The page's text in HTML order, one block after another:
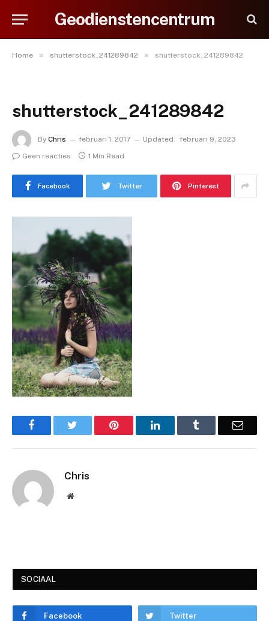
Geodienstencentrum
Home » shutterstock_241289842 » shutterstock_241289842
shutterstock_241289842
By Chris februari 1, 2017 Updated: februari 9, 2023
Geen reacties
1 Min Read
Facebook Twitter Pinterest
Facebook Pinterest LinkedIn Email
Chris
Website
SOCIAAL
Facebook Twitter